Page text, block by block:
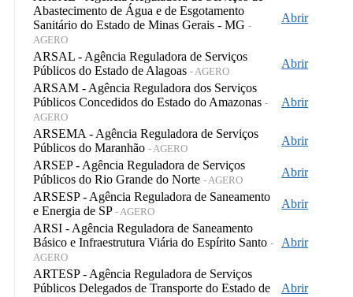
Abastecimento de Água e de Esgotamento
Sanitário do Estado de Minas Gerais - MG -
AGERO
Abrir
ARSAL - Agência Reguladora de Serviços
Públicos do Estado de Alagoas - AGERO
Abrir
ARSAM - Agência Reguladora dos Serviços
Públicos Concedidos do Estado do Amazonas -
AGERO
Abrir
ARSEMA - Agência Reguladora de Serviços
Públicos do Maranhão - AGERO
Abrir
ARSEP - Agência Reguladora de Serviços
Públicos do Rio Grande do Norte - AGERO
Abrir
ARSESP - Agência Reguladora de Saneamento
e Energia de SP - AGERO
Abrir
ARSI - Agência Reguladora de Saneamento
Básico e Infraestrutura Viária do Espírito Santo -
AGERO
Abrir
ARTESP - Agência Reguladora de Serviços
Públicos Delegados de Transporte do Estado de
Abrir